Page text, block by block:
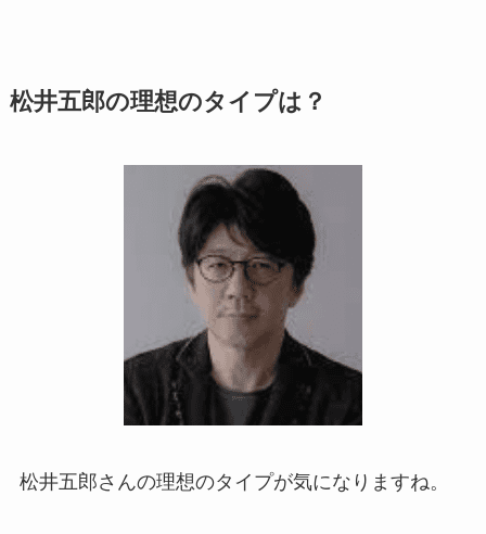
松井五郎の理想のタイプは？
松井五郎さんの理想のタイプが気になりますね。